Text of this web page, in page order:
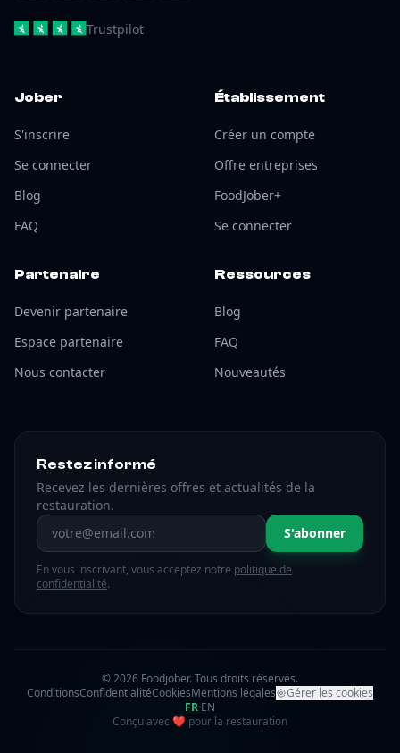
Trustpilot
Jober
S'inscrire
Se connecter
Blog
FAQ
Établissement
Créer un compte
Offre entreprises
FoodJober+
Se connecter
Partenaire
Devenir partenaire
Espace partenaire
Nous contacter
Ressources
Blog
FAQ
Nouveautés
Restez informé
Recevez les dernières offres et actualités de la
restauration.
Adresse email S'abonner
En vous inscrivant, vous acceptez notre politique de
confidentialité.
© 2026 Foodjober. Tous droits réservés.
ConditionsConfidentialitéCookiesMentions légales
Gérer les cookies
FR·EN
Conçu avec ❤ amour
pour la restauration